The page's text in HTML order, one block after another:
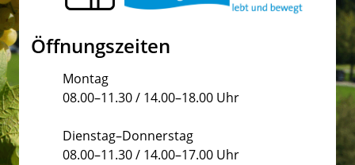
Öffnungszeiten
Montag
08.00–11.30 / 14.00–18.00 Uhr
Dienstag–Donnerstag
08.00–11.30 / 14.00–17.00 Uhr